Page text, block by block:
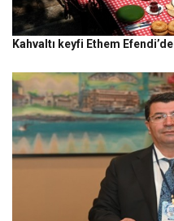
Kahvaltı keyfi Ethem Efendi’de